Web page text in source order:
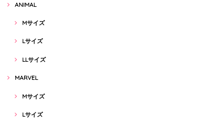
ANIMAL
Mサイズ
Lサイズ
LLサイズ
MARVEL
Mサイズ
Lサイズ